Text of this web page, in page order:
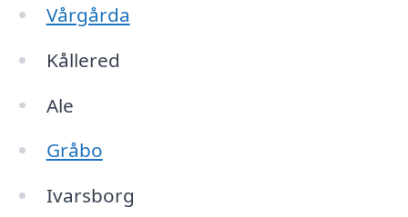
Vårgårda
Kållered
Ale
Gråbo
Ivarsborg